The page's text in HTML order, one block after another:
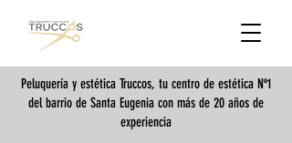
Peluquería y estética Truccos, tu centro de estética Nº1
del barrio de Santa Eugenia con más de 20 años de
experiencia